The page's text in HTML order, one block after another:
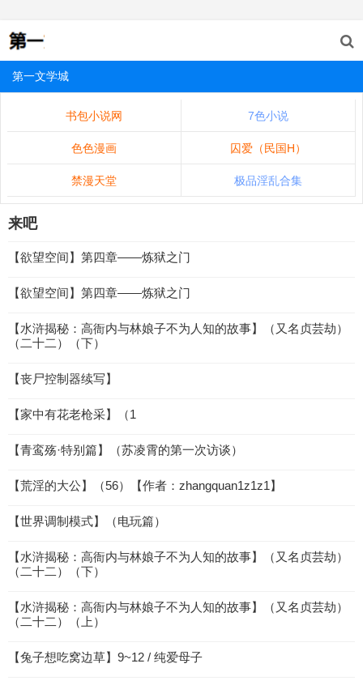
第一文学城
书包小说网 7色小说
色色漫画 囚爱（民国H）
禁漫天堂 极品淫乱合集
来吧
【欲望空间】第四章——炼狱之门
【欲望空间】第四章——炼狱之门
【水浒揭秘：高衙内与林娘子不为人知的故事】（又名贞芸劫）
（二十二）（下）
【丧尸控制器续写】
【家中有花老枪采】（1
【青鸾殇·特别篇】（苏凌霄的第一次访谈）
【荒淫的大公】（56）【作者：zhangquan1z1z1】
【世界调制模式】（电玩篇）
【水浒揭秘：高衙内与林娘子不为人知的故事】（又名贞芸劫）
（二十二）（下）
【水浒揭秘：高衙内与林娘子不为人知的故事】（又名贞芸劫）
（二十二）（上）
【兔子想吃窝边草】9~12 / 纯爱母子